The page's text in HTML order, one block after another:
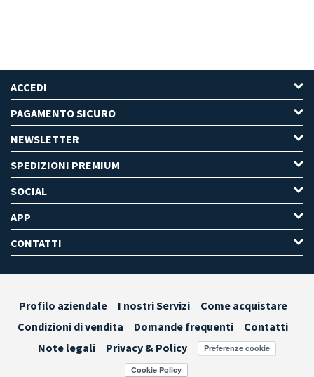
ACCEDI
PAGAMENTO SICURO
NEWSLETTER
SPEDIZIONI PREMIUM
SOCIAL
APP
CONTATTI
Profilo aziendale I nostri Servizi
Come acquistare
Condizioni di vendita
Domande frequenti
Contatti
Note legali
Privacy & Policy Preferenze cookie